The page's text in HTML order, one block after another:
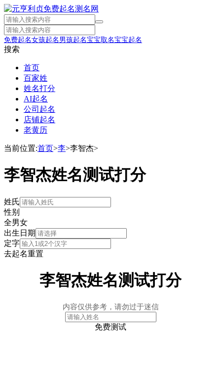
免费起名女孩起名 男孩起名宝宝取名宝宝起名
搜索
首页
百家姓
姓名打分
AI起名
公司起名
店铺起名
老黄历
当前位置:首页>李>李智杰>
李智杰姓名测试打分
姓氏
性别
全男女
出生日期
定字
去起名重置
李智杰姓名测试打分
内容仅供参考，请勿过于迷信
免费测试